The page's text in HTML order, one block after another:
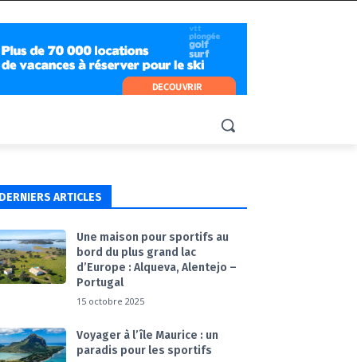
DERNIERS ARTICLES
Une maison pour sportifs au
bord du plus grand lac
d’Europe : Alqueva, Alentejo –
Portugal
15 octobre 2025
Voyager à l’île Maurice : un
paradis pour les sportifs